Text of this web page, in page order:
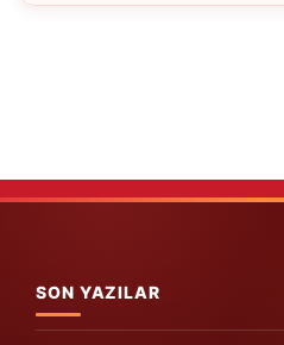
SON YAZILAR